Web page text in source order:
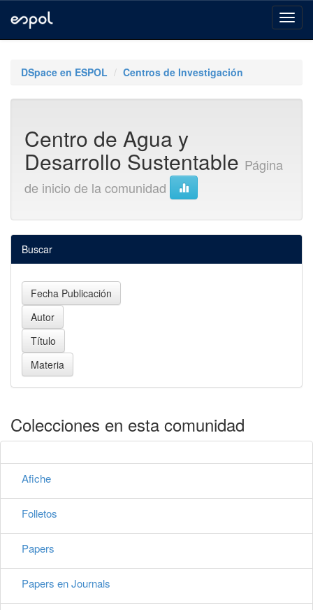
navigationDSpace en ESPOL Centros de Investigación
Centro de Agua y
Desarrollo Sustentable Página
de inicio de la comunidad
Buscar
Colecciones en esta comunidad
Afiche
Folletos
Papers
Papers en Journals